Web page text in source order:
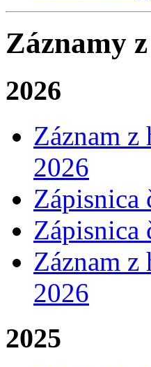
Záznamy
2026
Záznam z
2026
Zápisnica
Zápisnica
Záznam
2026
2025